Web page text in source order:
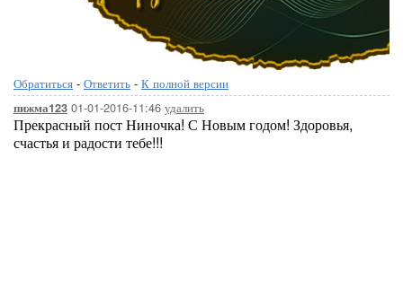
Обратиться - Ответить - К полной версии
пижма123 01-01-2016-11:46 удалить
Прекрасный пост Ниночка! С Новым годом! Здоровья,
счастья и радости тебе!!!